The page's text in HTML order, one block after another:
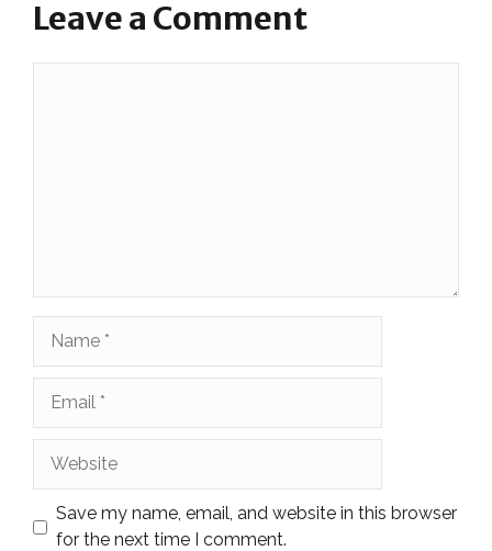
Leave a Comment
Save my name, email, and website in this browser
for the next time I comment.